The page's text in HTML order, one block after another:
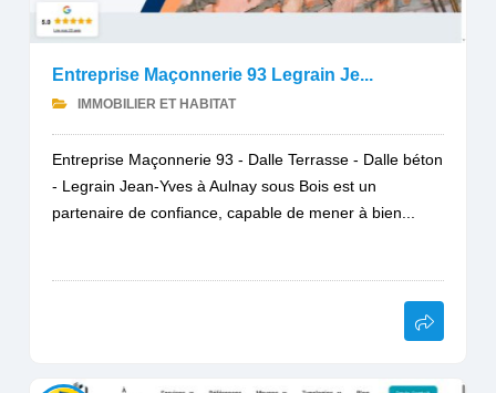
Entreprise Maçonnerie 93 Legrain Je...
IMMOBILIER ET HABITAT
Entreprise Maçonnerie 93 - Dalle Terrasse - Dalle béton
- Legrain Jean-Yves à Aulnay sous Bois est un
partenaire de confiance, capable de mener à bien...